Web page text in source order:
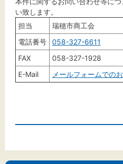
い致します。
担当
瑞穂市商工会
電話番号
058-327-6611
FAX
058-327-1928
E-Mail
メールフォームでの